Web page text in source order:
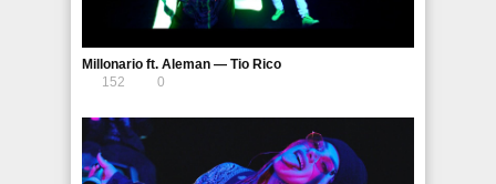
Millonario ft. Aleman — Tio Rico
152
0